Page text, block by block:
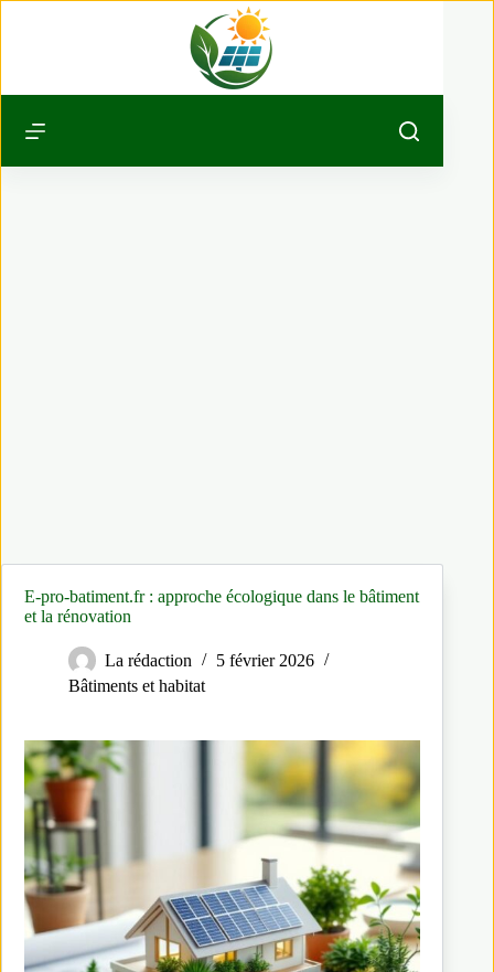
E‑pro‑batiment.fr : approche écologique dans le bâtiment
et la rénovation
La rédaction
5 février 2026
Bâtiments et habitat